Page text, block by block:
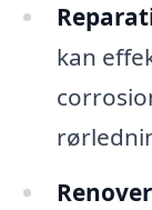
kan